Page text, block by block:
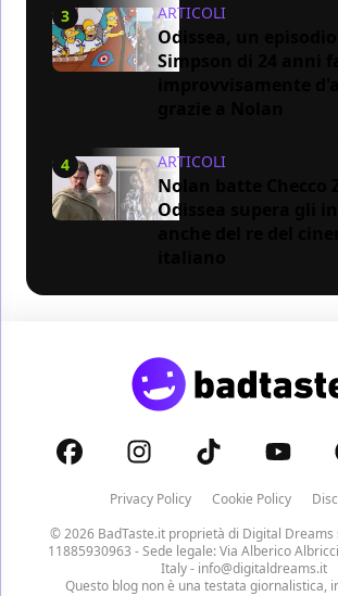
3 ARTICOLI
Odissea, un episodio
Simpson di 24 anni
4 ARTICOLI
Nolan batte Checco
Odissea supera gli
Privacy Policy Cookie Policy
© 2026 BadTaste.it proprietà di Digital Dreams
11885930963 - Sede legale: Via Alberico
Italy - info@digitaldreams.it
Questo blog non è una testata giornalistica,